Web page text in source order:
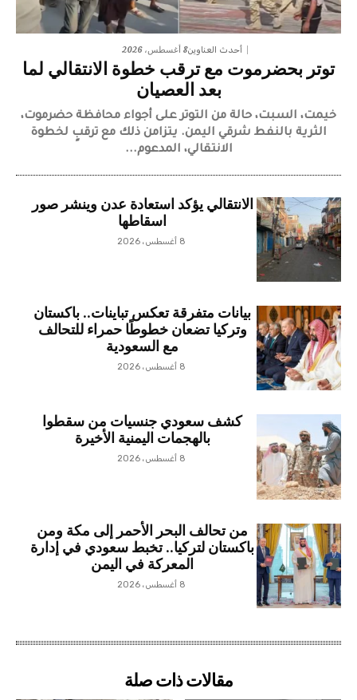
أحدث العناوين8 أغسطس، 2026
توتر بحضرموت مع ترقب خطوة الانتقالي لما
بعد العصيان
خيمت، السبت، حالة من التوتر على أجواء محافظة حضرموت،
الثرية بالنفط شرقي اليمن. يتزامن ذلك مع ترقبٍ لخطوة
الانتقالي، المدعوم...
الانتقالي يؤكد استعادة عدن وينشر صور
اسقاطها
8 أغسطس، 2026
بيانات متفرقة تعكس تباينات.. باكستان
وتركيا تضعان خطوطًا حمراء للتحالف
مع السعودية
8 أغسطس، 2026
كشف سعودي جنسيات من سقطوا
بالهجمات اليمنية الأخيرة
8 أغسطس، 2026
من تحالف البحر الأحمر إلى مكة ومن
باكستان لتركيا.. تخبط سعودي في إدارة
المعركة في اليمن
8 أغسطس، 2026
مقالات ذات صلة